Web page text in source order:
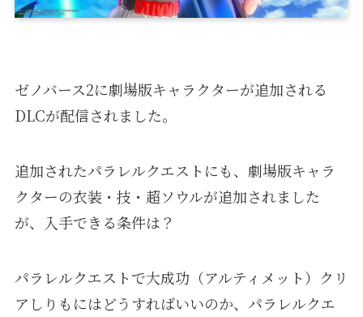
ゼノバース2に劇場版キャラクターが追加される
DLCが配信されました。
追加されたパラレルクエストにも、劇場版キャラ
クターの衣装・技・超ソウルが追加されました
が、入手できる条件は？
パラレルクエストで大成功（アルティメット）クリ
アしりもにはどうすればいいのか、パラレルクエ